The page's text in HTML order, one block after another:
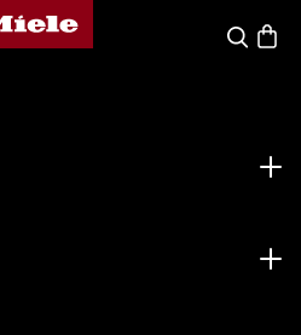
honlapja
Kereses